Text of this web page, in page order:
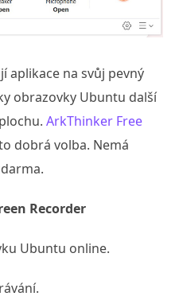
aplikace na svůj pevný
obrazovky Ubuntu další
ArkThinker Free
dobrá volba. Nemá
Recorder
Ubuntu online.